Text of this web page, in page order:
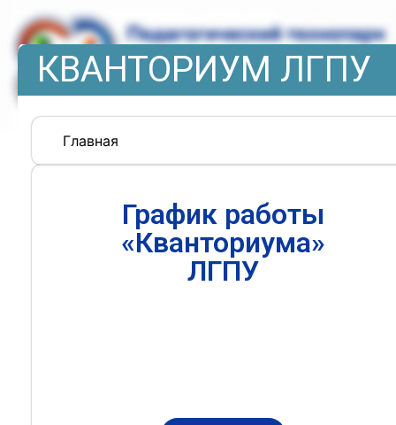
КВАНТОРИУМ ЛГПУ
Главная
График работы
«Кванториума»
ЛГПУ